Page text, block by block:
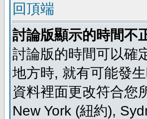
回頂端
討論版顯示的時間不
討論版的時間可以確
地方時, 就有可能發
資料裡面更改符合您
New York (紐約),